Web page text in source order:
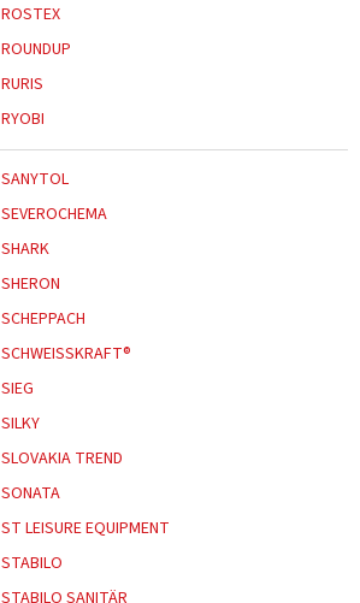
ROSTEX
ROUNDUP
RURIS
RYOBI
SANYTOL
SEVEROCHEMA
SHARK
SHERON
SCHEPPACH
SCHWEISSKRAFT®
SIEG
SILKY
SLOVAKIA TREND
SONATA
ST LEISURE EQUIPMENT
STABILO
STABILO SANITÄR